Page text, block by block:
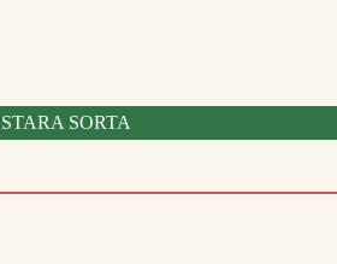
STARA SORTA